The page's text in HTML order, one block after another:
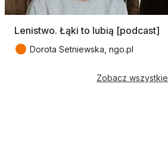
Lenistwo. Łąki to lubią [podcast]
● Dorota Setniewska, ngo.pl
Zobacz wszystkie